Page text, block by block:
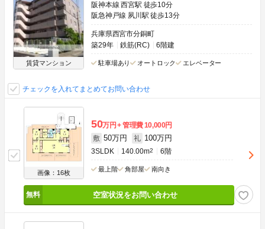
賃貸マンション
阪神本線 西宮駅 徒歩10分
阪急神戸線 夙川駅 徒歩13分
兵庫県西宮市分銅町
築29年
鉄筋(RC) 6階建
駐車場あり オートロック エレベーター
チェックを入れてまとめてお問い合わせ
画像：16枚
50万円 管理費10,000円
敷 50万円 礼 100万円
3SLDK 140.00m2 6階
最上階 角部屋 南向き
空室状況をお問い合わせ